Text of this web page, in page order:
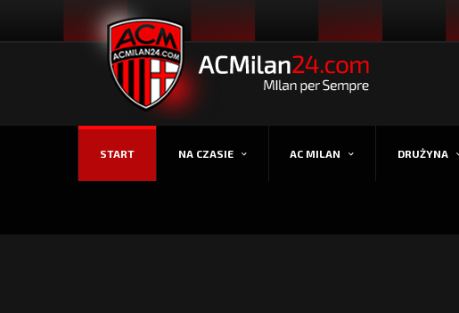
START NA CZASIE AC MILAN DRUŻYNA